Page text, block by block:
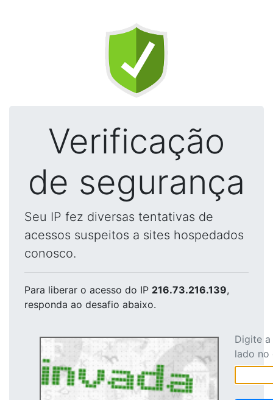
Verificação
de segurança
Seu IP fez diversas tentativas de
acessos suspeitos a sites hospedados
conosco.
Para liberar o acesso do IP 216.73.216.139,
responda ao desafio abaixo.
Digite
lado no